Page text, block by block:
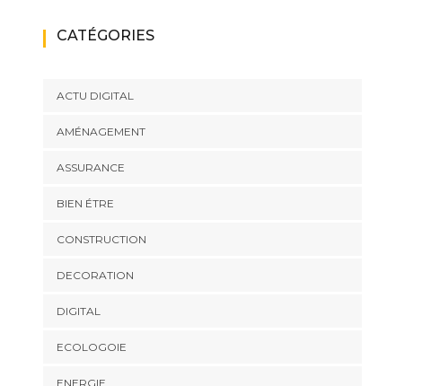
CATÉGORIES
ACTU DIGITAL
AMÉNAGEMENT
ASSURANCE
BIEN ÉTRE
CONSTRUCTION
DECORATION
DIGITAL
ECOLOGOIE
ENERGIE